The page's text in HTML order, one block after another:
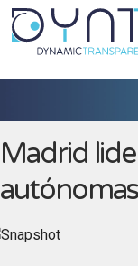
Madrid